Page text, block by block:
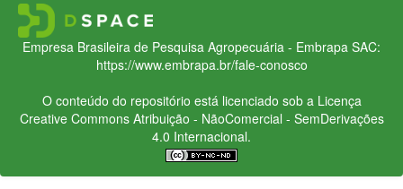
Empresa Brasileira de Pesquisa Agropecuária - Embrapa SAC:
https://www.embrapa.br/fale-conosco
O conteúdo do repositório está licenciado sob a Licença
Creative CommonsAtribuição - NãoComercial - SemDerivações
4.0 Internacional.